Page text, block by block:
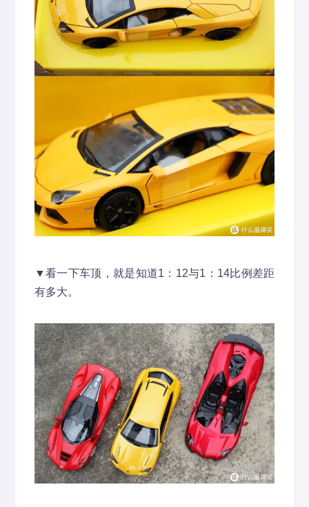
▼看一下车顶，就是知道1：12与1：14比例差距
有多大。